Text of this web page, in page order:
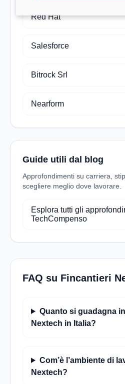
Red Hat
Salesforce
Bitrock Srl
Nearform
Guide utili dal blog
Approfondimenti su carriera,
scegliere meglio dove lavorare.
Esplora tutti gli
TechCompenso
FAQ su Fincantieri
Quanto si guadagna
Nextech in Italia?
Com’è l’ambiente di
Nextech?